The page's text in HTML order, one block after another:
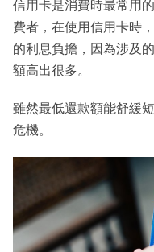
信用卡是消費時最常用
費者，在使用信用卡時
的利息負擔，因為涉及
額高出很多。
雖然最低還款額能舒緩
危機。